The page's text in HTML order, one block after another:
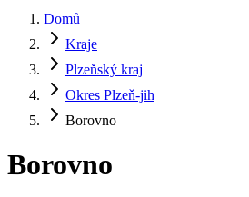
Domů
Kraje
Plzeňský kraj
Okres Plzeň-jih
Borovno
Borovno